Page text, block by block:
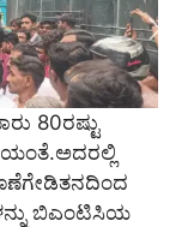
80ರಷ್ಟು
ಬಿಎಂಟಿಸಿಯ